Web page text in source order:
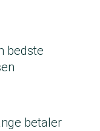
bedste
betaler